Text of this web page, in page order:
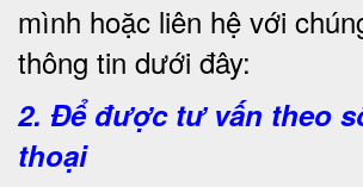
mình hoặc liên hệ với
thông tin dưới đây:
2. Để được tư vấn theo
thoại